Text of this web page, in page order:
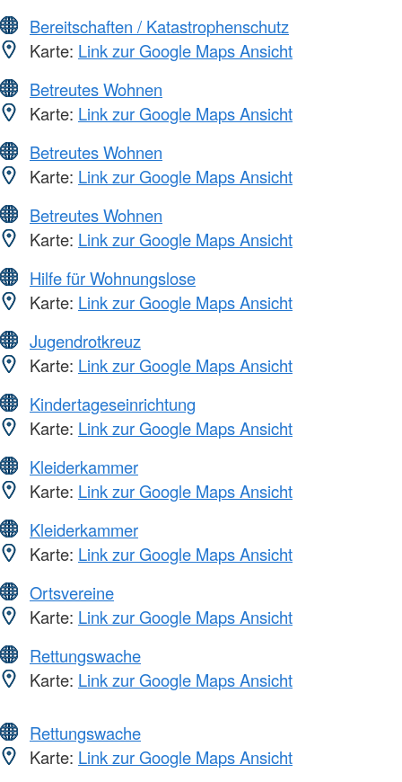
Bereitschaften / Katastrophenschutz
Karte: Link zur Google Maps Ansicht
Betreutes Wohnen
Karte: Link zur Google Maps Ansicht
Betreutes Wohnen
Karte: Link zur Google Maps Ansicht
Betreutes Wohnen
Karte: Link zur Google Maps Ansicht
Hilfe für Wohnungslose
Karte: Link zur Google Maps Ansicht
Jugendrotkreuz
Karte: Link zur Google Maps Ansicht
Kindertageseinrichtung
Karte: Link zur Google Maps Ansicht
Kleiderkammer
Karte: Link zur Google Maps Ansicht
Kleiderkammer
Karte: Link zur Google Maps Ansicht
Ortsvereine
Karte: Link zur Google Maps Ansicht
Rettungswache
Karte: Link zur Google Maps Ansicht
Rettungswache
Karte: Link zur Google Maps Ansicht